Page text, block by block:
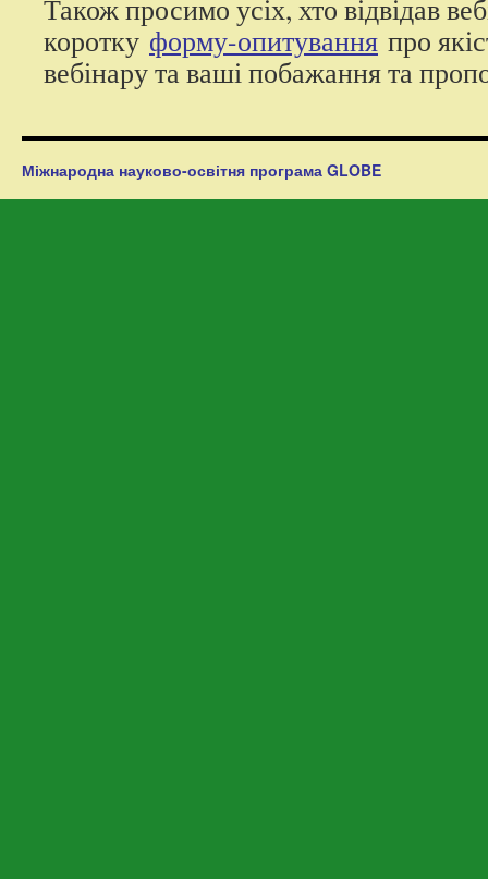
Також просимо усіх, хто відвідав
коротку форму-опитування про
вебінару та ваші побажання та
Міжнародна науково-освітня програма GLOBE